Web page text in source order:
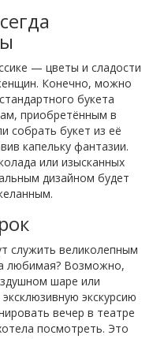
— цветы и сладости
Конечно, можно
букета
приобретённым в
собрать букет из её
капельку фантазии.
или изысканных
дизайном будет
служить великолепным
любимая? Возможно,
шаре или
экскурсию
вечер в театре
посмотреть. Это